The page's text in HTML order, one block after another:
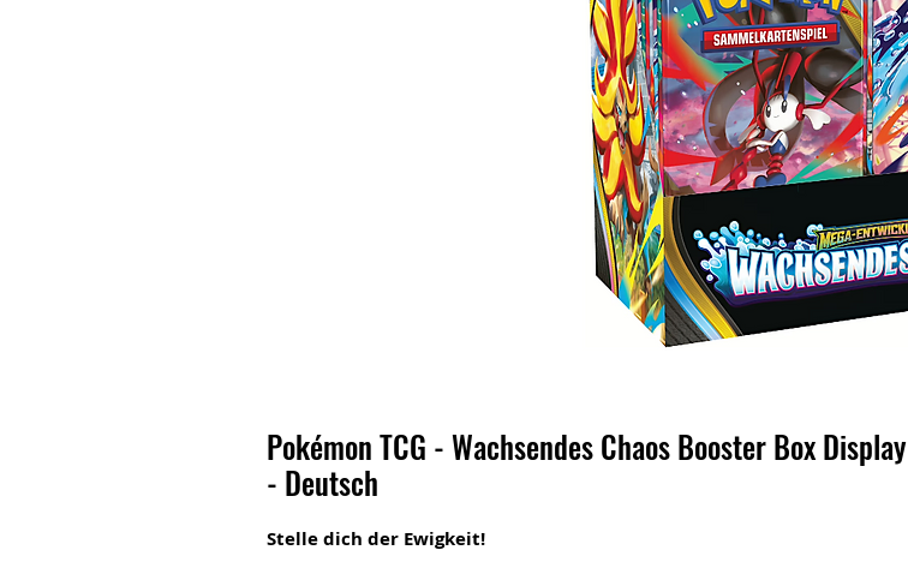
Pokémon TCG - Wachsendes Chaos Booster Box Display
- Deutsch
Stelle dich der Ewigkeit!